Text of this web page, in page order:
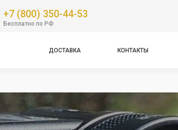
+7 (800) 350-44-53
Бесплатно по РФ
ДОСТАВКА КОНТАКТЫ